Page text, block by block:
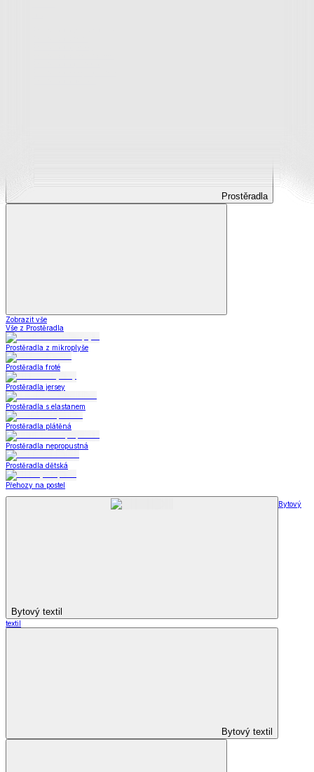
Prostěradla
Zobrazit vše
Vše z Prostěradla
Prostěradla z mikroplyše
Prostěradla froté
Prostěradla jersey
Prostěradla s elastanem
Prostěradla plátěná
Prostěradla nepropustná
Prostěradla dětská
Přehozy na postel
Bytový textil
Bytový
textil
Bytový textil